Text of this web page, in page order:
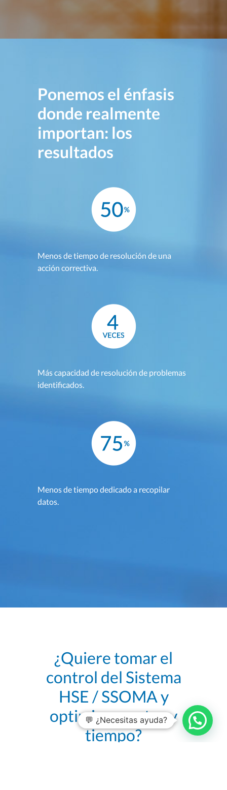
Ponemos el énfasis
donde realmente
importan: los
resultados
Menos de tiempo de resolución de una
acción correctiva.
Más capacidad de resolución de problemas
identificados.
Menos de tiempo dedicado a recopilar
datos.
¿Quiere tomar el
control del Sistema
HSE / SSOMA y
optimizar costes y
tiempo?
💬 ¿Necesitas ayuda?